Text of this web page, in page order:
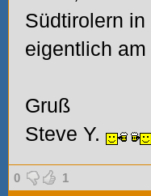
Südtirolern
eigentlich
Gruß
Steve Y.
0 1